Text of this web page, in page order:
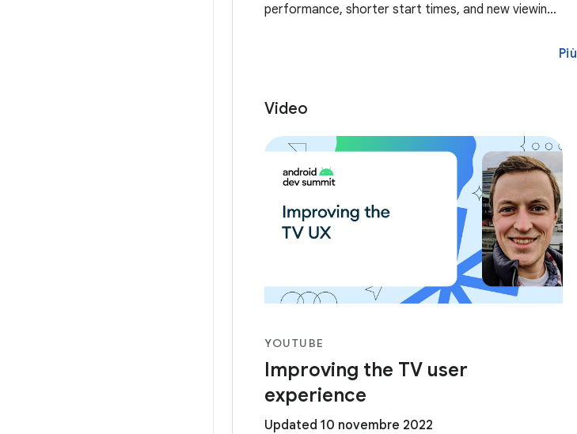
performance, shorter start times, and new viewing
Più
Video
YOUTUBE
Improving the TV user
experience
Updated 10 novembre 2022